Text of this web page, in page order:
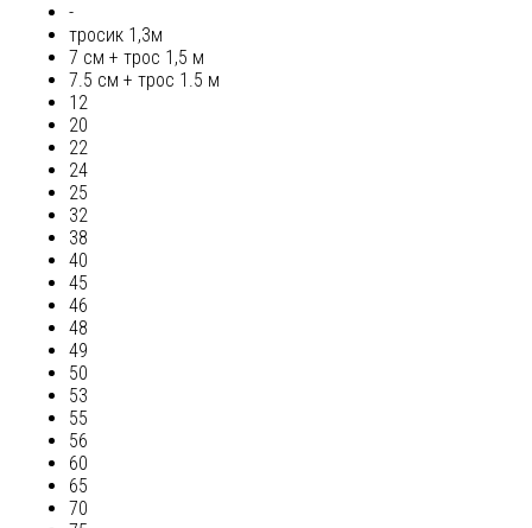
-
тросик 1,3м
7 см + трос 1,5 м
7.5 см + трос 1.5 м
12
20
22
24
25
32
38
40
45
46
48
49
50
53
55
56
60
65
70